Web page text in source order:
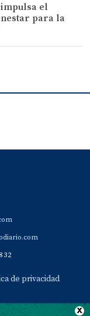
el
para la
32
de privacidad